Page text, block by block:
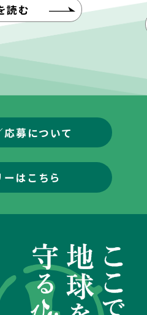
読む
募について
はこちら